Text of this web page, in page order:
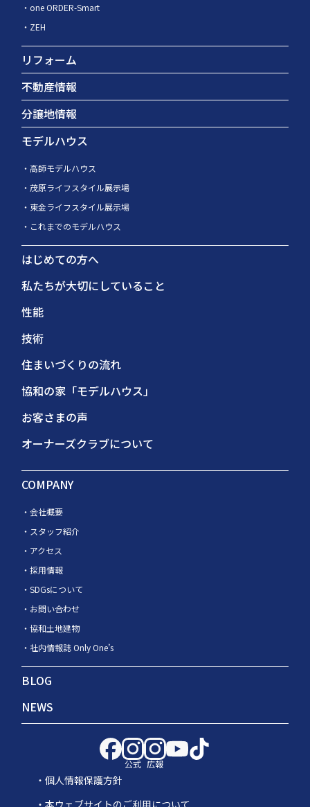
one ORDER-Smart
ZEH
リフォーム
不動産情報
分譲地情報
モデルハウス
高師モデルハウス
茂原ライフスタイル展示場
東金ライフスタイル展示場
これまでのモデルハウス
はじめての方へ
私たちが大切にしていること
性能
技術
住まいづくりの流れ
協和の家「モデルハウス」
お客さまの声
オーナーズクラブについて
COMPANY
会社概要
スタッフ紹介
アクセス
採用情報
SDGsについて
お問い合わせ
協和土地建物
社内情報誌 Only One’s
BLOG
NEWS
公式 広報
個人情報保護方針
本ウェブサイトのご利用について